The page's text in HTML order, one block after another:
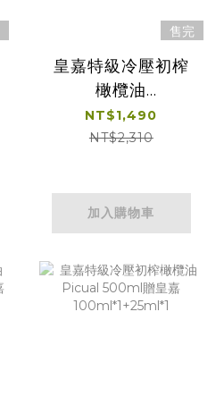
售完
皇嘉特級冷壓初榨
橄欖油
Picual250ml*2贈
皇嘉
NT$1,490
NT$2,310
加入購物車